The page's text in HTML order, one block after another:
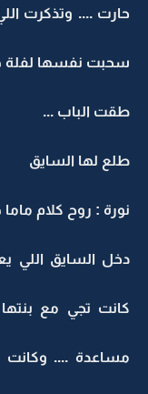
حارت .... وتذكرت
سحبت نفسها لفلة
طقت الباب ...
طلع لها السايق
نورة : روح كلام ماما
دخل السايق اللي
كانت تجي مع
مساعدة .... وكانت